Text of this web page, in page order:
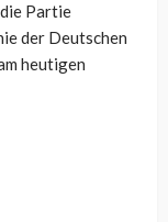
Partie
der Deutschen
heutigen